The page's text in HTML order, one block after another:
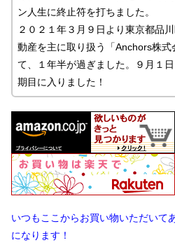
ン人生に終止符を打ちました。
２０２１年３月９日より東京都品
動産を主に取り扱う「Anchors株式
て、１年半が過ぎました。９月１
期目に入りました！
いつもここからお買い物いただいて
になります！